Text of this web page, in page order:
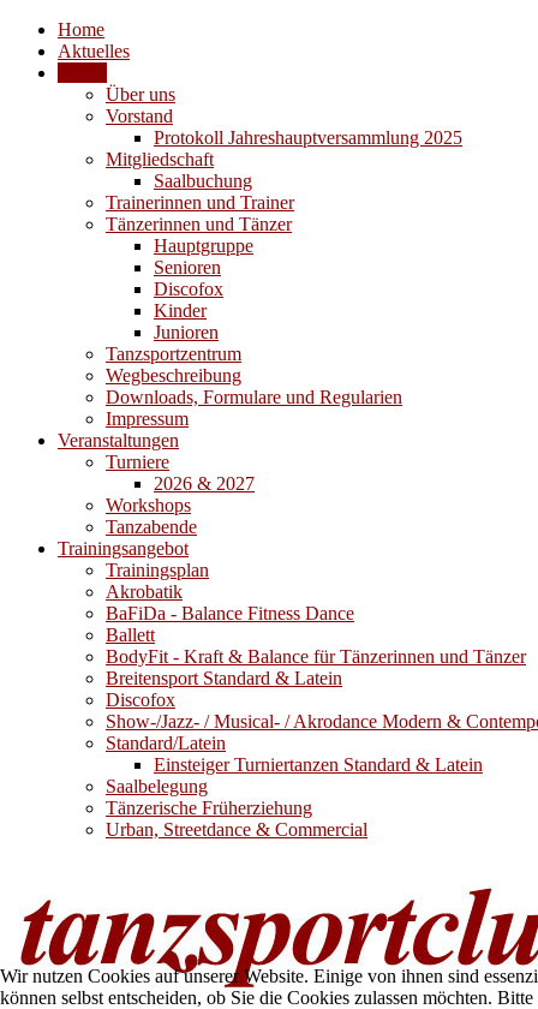
Home
Aktuelles
Über uns
Vorstand
Protokoll Jahreshauptversammlung 2025
Mitgliedschaft
Saalbuchung
Trainerinnen und Trainer
Tänzerinnen und Tänzer
Hauptgruppe
Senioren
Discofox
Kinder
Junioren
Tanzsportzentrum
Wegbeschreibung
Downloads, Formulare und Regularien
Impressum
Veranstaltungen
Turniere
2026 & 2027
Workshops
Tanzabende
Trainingsangebot
Trainingsplan
Akrobatik
BaFiDa - Balance Fitness Dance
Ballett
BodyFit - Kraft & Balance für Tänzerinnen und Tänzer
Breitensport Standard & Latein
Discofox
Show-/Jazz- / Musical- / Akrodance Modern &
Standard/Latein
Einsteiger Turniertanzen Standard & Latein
Saalbelegung
Tänzerische Früherziehung
Urban, Streetdance & Commercial
Wir nutzen Cookies auf unserer Website. Einige von ihnen sind
können selbst entscheiden, ob Sie die Cookies zulassen möchten.